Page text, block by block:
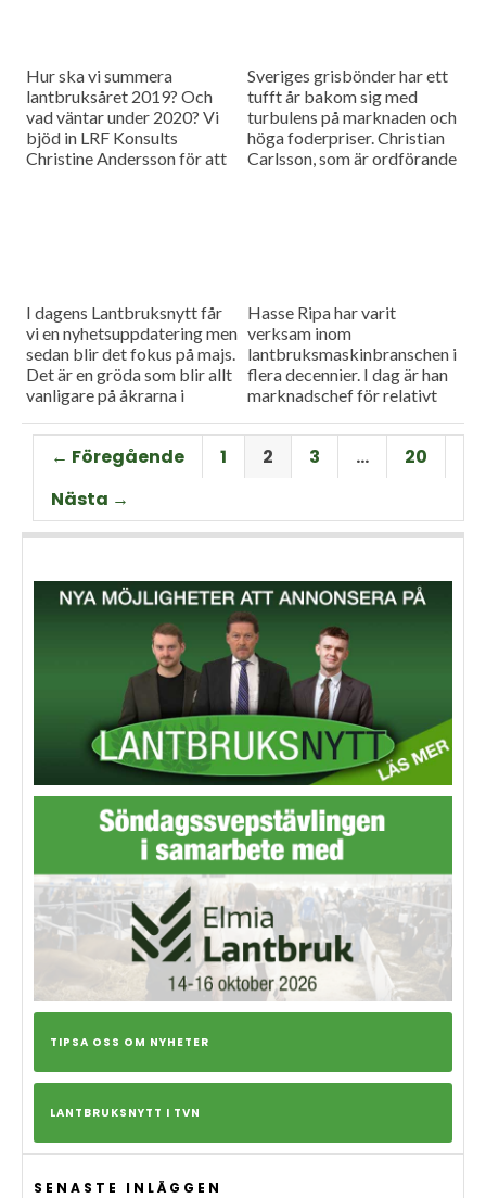
Hur ska vi summera
lantbruksåret 2019? Och
vad väntar under 2020? Vi
bjöd in LRF Konsults
Christine Andersson för att
Sveriges grisbönder har ett
tufft år bakom sig med
turbulens på marknaden och
höga foderpriser. Christian
Carlsson, som är ordförande
I dagens Lantbruksnytt får
vi en nyhetsuppdatering men
sedan blir det fokus på majs.
Det är en gröda som blir allt
vanligare på åkrarna i
som vet allt om majsens
fördelar, men också om
majsens utmaningar, är Hans
Thorell som började odla
grödan redan på 70-talet.
Hasse Ripa har varit
verksam inom
lantbruksmaskinbranschen i
flera decennier. I dag är han
marknadschef för relativt
Machinery med
huvudagenturen Claas. Hur
går det för Swedish Agro
← Föregående 1 2 3 …
20
Nästa →
TIPSA OSS OM NYHETER
LANTBRUKSNYTT I TVN
SENASTE INLÄGGEN